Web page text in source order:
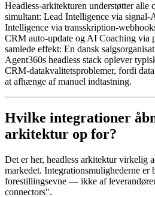
Headless-arkitekturen understøtter alle
simultant: Lead Intelligence via signal-
Intelligence via transskription-
CRM auto-update og AI Coaching via
samlede effekt: En dansk
Agent360s headless stack oplever
CRM-datakvalitetsproblemer, fordi
at afhænge af manuel indtastning.
Hvilke integrationer
arkitektur op for?
Det er her, headless arkitektur virkelig
markedet. Integrationsmulighederne er
forestillingsevne — ikke af
connectors".